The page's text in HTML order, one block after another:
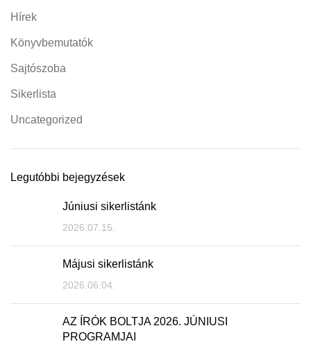
Hírek
Könyvbemutatók
Sajtószoba
Sikerlista
Uncategorized
Legutóbbi bejegyzések
Júniusi sikerlistánk
2026.07.15.
Májusi sikerlistánk
2026.06.04.
AZ ÍRÓK BOLTJA 2026. JÚNIUSI
PROGRAMJAI